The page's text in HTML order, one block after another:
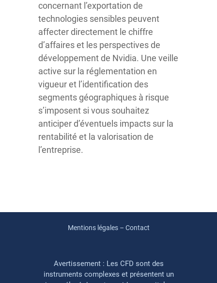
concernant l’exportation de
technologies sensibles peuvent
affecter directement le chiffre
d’affaires et les perspectives de
développement de Nvidia. Une veille
active sur la réglementation en
vigueur et l’identification des
segments géographiques à risque
s’imposent si vous souhaitez
anticiper d’éventuels impacts sur la
rentabilité et la valorisation de
l’entreprise.
Mentions légales – Contact
Avertissement : Les CFD sont des
instruments complexes et présentent un